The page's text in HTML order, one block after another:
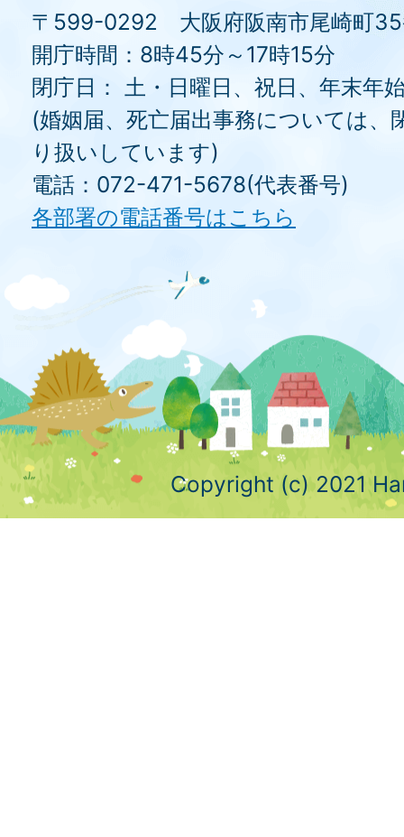
〒599-0292 大阪府阪南市尾崎町35
開庁時間：8時45分～17時15分
閉庁日： 土・日曜日、祝日、年末年
(婚姻届、死亡届出事務については、
り扱いしています)
電話：072-471-5678(代表番号)
各部署の電話番号はこちら
Copyright (c) 2021